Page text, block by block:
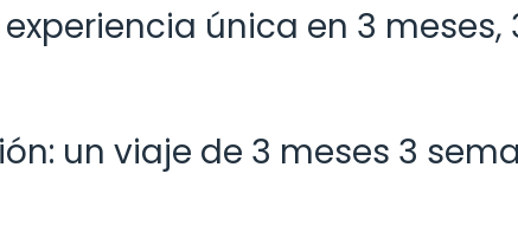
única en 3 meses,
un viaje de 3 meses 3